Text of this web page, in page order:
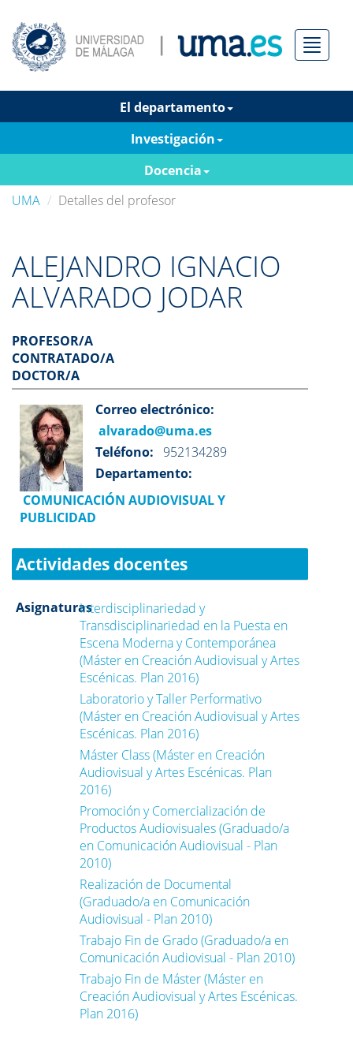
Menú
El departamento
Investigación
Docencia
UMA
Detalles del profesor
ALEJANDRO IGNACIO
ALVARADO JODAR
PROFESOR/A
CONTRATADO/A
DOCTOR/A
Correo electrónico:
alvarado@uma.es
Teléfono: 952134289
Departamento:
COMUNICACIÓN AUDIOVISUAL Y
PUBLICIDAD
Actividades docentes
AsignaturasInterdisciplinariedad y
Transdisciplinariedad en la Puesta en
Escena Moderna y Contemporánea
(Máster en Creación Audiovisual y Artes
Escénicas. Plan 2016)
Laboratorio y Taller Performativo
(Máster en Creación Audiovisual y Artes
Escénicas. Plan 2016)
Máster Class (Máster en Creación
Audiovisual y Artes Escénicas. Plan
2016)
Promoción y Comercialización de
Productos Audiovisuales (Graduado/a
en Comunicación Audiovisual - Plan
2010)
Realización de Documental
(Graduado/a en Comunicación
Audiovisual - Plan 2010)
Trabajo Fin de Grado (Graduado/a en
Comunicación Audiovisual - Plan 2010)
Trabajo Fin de Máster (Máster en
Creación Audiovisual y Artes Escénicas.
Plan 2016)